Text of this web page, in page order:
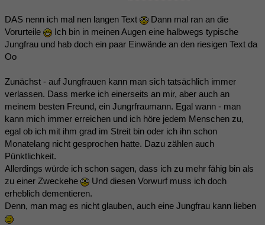
DAS nenn ich mal nen langen Text
Dann mal ran an die
Vorurteile
Ich bin in meinen Augen eine halbwegs typische
Jungfrau und hab doch ein paar Einwände an den riesigen Text da
Oo
Zunächst - auf Jungfrauen kann man sich tatsächlich immer
verlassen. Dass merke ich einerseits an mir, aber auch an
meinem besten Freund, ein Jungrfraumann. Egal wann - man
kann mich immer erreichen und ich höre jedem Menschen zu,
egal ob ich mit ihm grad im Streit bin oder ich ihn schon
Monatelang nicht gesprochen hatte. Dazu zählen auch
Pünktlichkeit.
Allerdings würde ich schon sagen, dass ich zu mehr fähig bin als
zu einer Zweckehe
Und diesen Vorwurf muss ich doch
erheblich dementieren.
Denn, man mag es nicht glauben, auch eine Jungfrau kann lieben